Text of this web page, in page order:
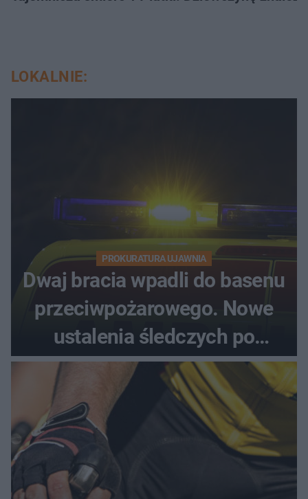
LOKALNIE:
PROKURATURA UJAWNIA
Dwaj bracia wpadli do basenu
przeciwpożarowego. Nowe
ustalenia śledczych po
dramatycznej akcji